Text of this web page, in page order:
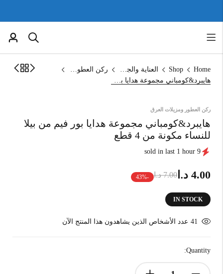
Home
Shop العناية والجمال
ركن العطور ومزيلات العرق
هايبرد&كومباني مجموعة هدايا بور فيم من بيلا للنساء مكونة من 4 قطع
ركن العطور ومزيلات العرق
هايبرد&كومباني مجموعة هدايا بور فيم من بيلا
للنساء مكونة من 4 قطع
9 sold in last 1 hour
4.00 د.ا7.00 د.ا -43%
IN STOCK
41 عدد الأشخاص الذين يشاهدون هذا المنتج الآن
Quantity: